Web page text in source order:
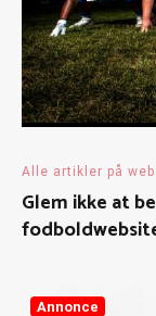
Alle artikler på
Glem ikke at
Annonce